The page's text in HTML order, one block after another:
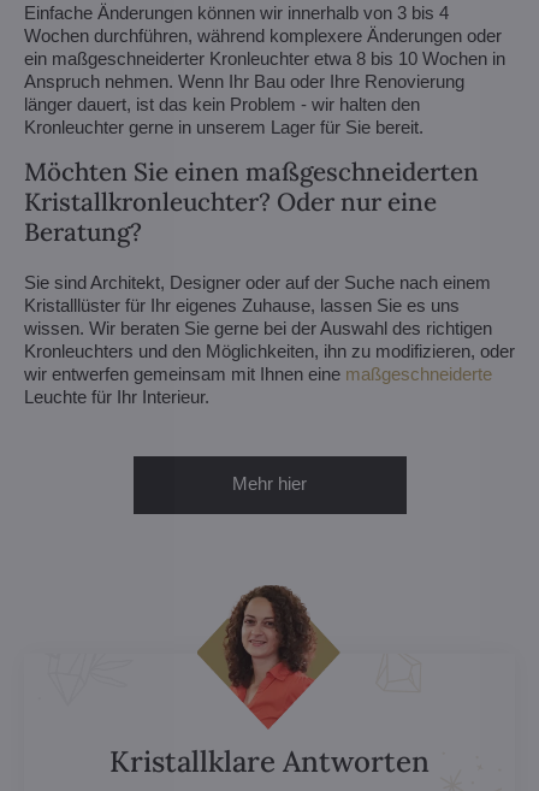
Einfache Änderungen können wir innerhalb von 3 bis 4
Wochen durchführen, während komplexere Änderungen oder
ein maßgeschneiderter Kronleuchter etwa 8 bis 10 Wochen in
Anspruch nehmen. Wenn Ihr Bau oder Ihre Renovierung
länger dauert, ist das kein Problem - wir halten den
Kronleuchter gerne in unserem Lager für Sie bereit.
Möchten Sie einen maßgeschneiderten
Kristallkronleuchter? Oder nur eine
Beratung?
Sie sind Architekt, Designer oder auf der Suche nach einem
Kristalllüster für Ihr eigenes Zuhause, lassen Sie es uns
wissen. Wir beraten Sie gerne bei der Auswahl des richtigen
Kronleuchters und den Möglichkeiten, ihn zu modifizieren, oder
wir entwerfen gemeinsam mit Ihnen eine maßgeschneiderte
Leuchte für Ihr Interieur.
Mehr hier
Kristallklare Antworten